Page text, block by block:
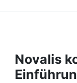
Projects
People
Novalis